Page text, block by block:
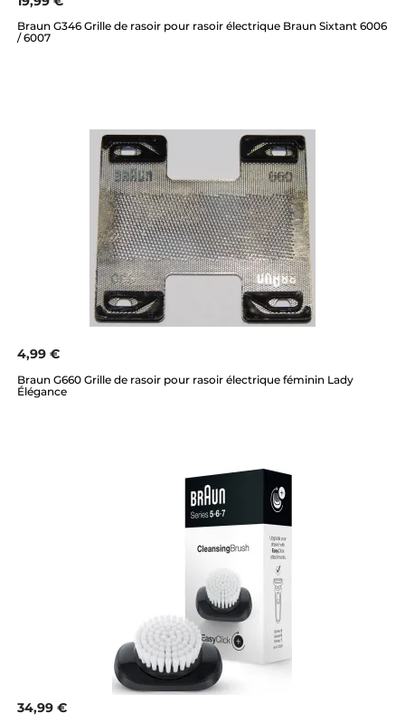
Braun G346 Grille de rasoir pour rasoir électrique Braun Sixtant 6006
/ 6007
4,99 €
Braun G660 Grille de rasoir pour rasoir électrique féminin Lady
Élégance
34,99 €